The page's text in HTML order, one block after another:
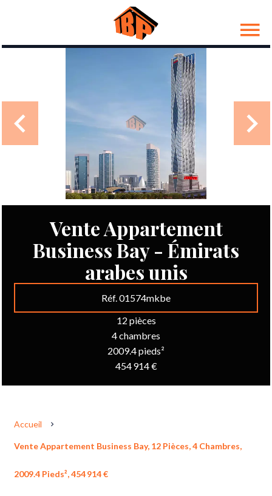
Vente Appartement
Business Bay - Émirats
arabes unis
Réf. 01574mkbe
12 pièces
4 chambres
2009.4 pieds²
454 914 €
Accueil
Vente Appartement Business Bay, 12 Pièces, 4 Chambres,
2009.4 Pieds², 454 914 €